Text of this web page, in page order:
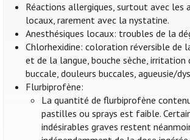
Réactions allergiques, surtout avec les
locaux, rarement avec la nystatine.
Anesthésiques locaux: troubles de la
Chlorhexidine: coloration réversible de
et de la langue, bouche sèche, irritation
buccale, douleurs buccales, agueusie/
Flurbiprofène:
La quantité de flurbiprofène
pastilles ou sprays est faible.
indésirables graves restent